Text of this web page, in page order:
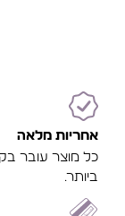
אחריות מלאה
כל מוצר עובר
ביותר.